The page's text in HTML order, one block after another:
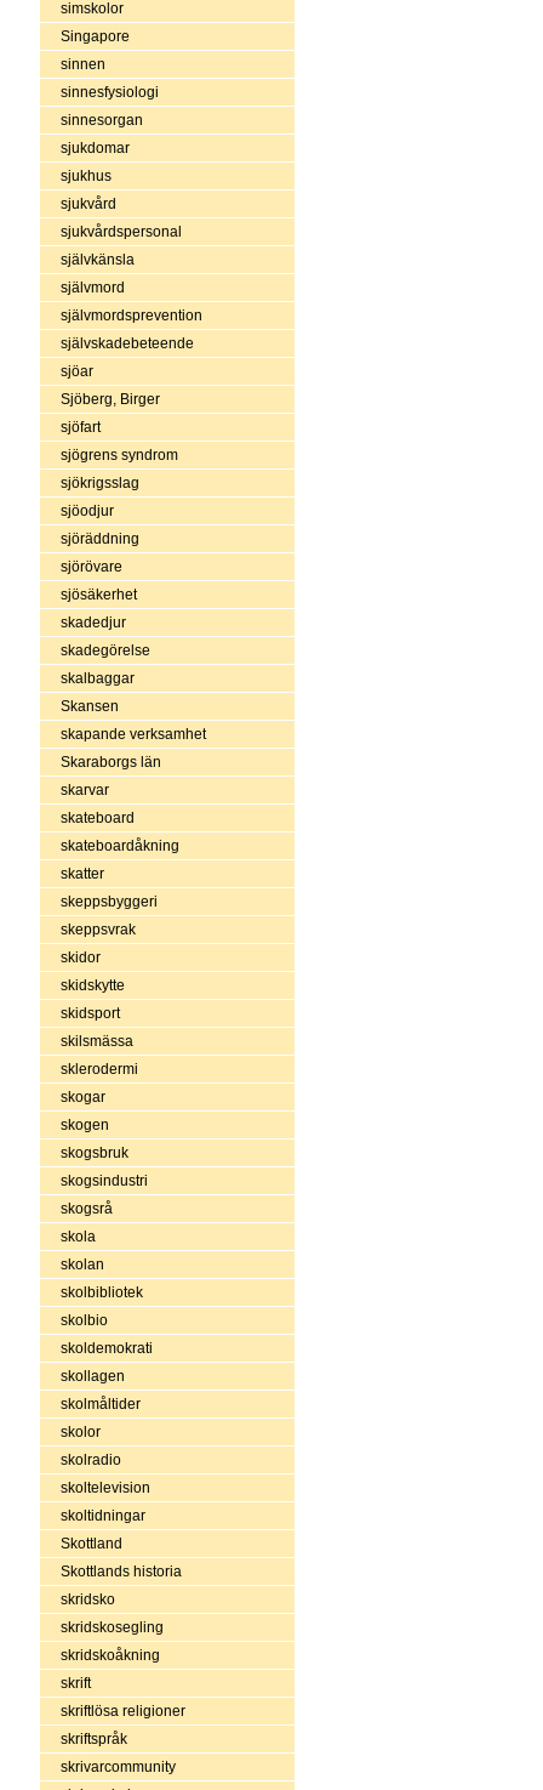
simskolor
Singapore
sinnen
sinnesfysiologi
sinnesorgan
sjukdomar
sjukhus
sjukvård
sjukvårdspersonal
självkänsla
självmord
självmordsprevention
självskadebeteende
sjöar
Sjöberg, Birger
sjöfart
sjögrens syndrom
sjökrigsslag
sjöodjur
sjöräddning
sjörövare
sjösäkerhet
skadedjur
skadegörelse
skalbaggar
Skansen
skapande verksamhet
Skaraborgs län
skarvar
skateboard
skateboardåkning
skatter
skeppsbyggeri
skeppsvrak
skidor
skidskytte
skidsport
skilsmässa
sklerodermi
skogar
skogen
skogsbruk
skogsindustri
skogsrå
skola
skolan
skolbibliotek
skolbio
skoldemokrati
skollagen
skolmåltider
skolor
skolradio
skoltelevision
skoltidningar
Skottland
Skottlands historia
skridsko
skridskosegling
skridskoåkning
skrift
skriftlösa religioner
skriftspråk
skrivarcommunity